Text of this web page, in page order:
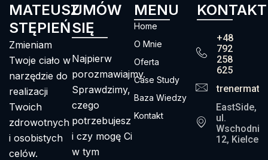
MATEUSZ
STĘPIEŃ
Zmieniam
Twoje ciało w
narzędzie do
realizacji
Twoich
zdrowotnych
i osobistych
celów.
UMÓW
SIĘ
Najpierw
porozmawiajmy.
Sprawdzimy,
czego
potrzebujesz
i czy mogę Ci
w tym
MENU
Home
O Mnie
Oferta
Case Study
Baza Wiedzy
Kontakt
KONTAKT
+48
792
258
625
EastSide,
ul.
Wschodnia
12, Kielce